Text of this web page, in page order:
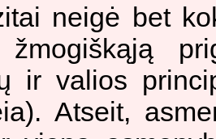
neigė bet
žmogiškąją
ir valios
Atseit,